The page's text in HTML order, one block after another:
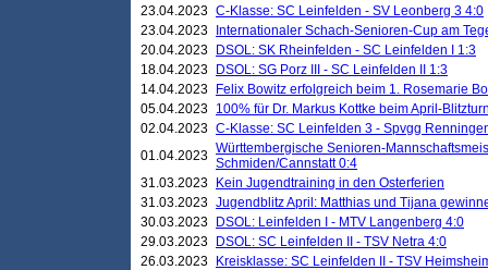
23.04.2023 C-Klasse: SC Leinfelden - SV Leonberg 3 4:0
23.04.2023
Internationaler Schach-Senioren-Cup am
20.04.2023
DSOL: SK Rheinfelden - SC Leinfelden I 1:3
18.04.2023
DSOL: SG Porz III - SC Leinfelden II 1:3
14.04.2023
Felix Bowitz erfolgreich beim 1. Rosemarie
05.04.2023 100% für Dr. Markus Kottke beim April-
02.04.2023 C-Klasse: SC Leinfelden 3 - Spvgg
01.04.2023 Württembergische Senioren-
Schmiden/Cannstatt 0:4
31.03.2023
Kein Jugendtraining in den Osterferien
31.03.2023 Jugendblitz April: Matthias und Tijana
30.03.2023
DSOL: Leinfelden I - MTV Langenberg 4:0
29.03.2023
DSOL: SC Leinfelden II - TSV Netra 4:0
26.03.2023
Kreisklasse: SC Leinfelden II - TSV